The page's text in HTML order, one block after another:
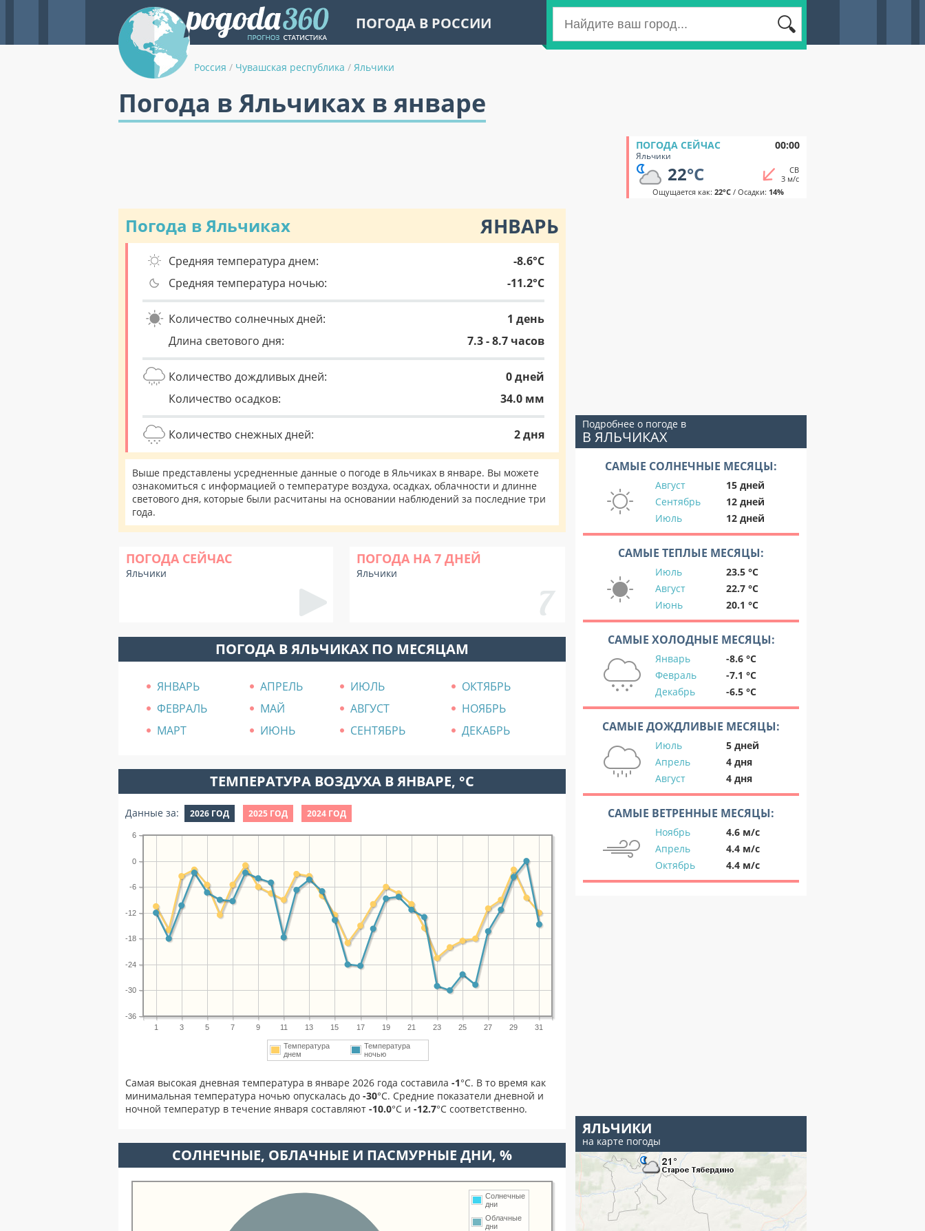
ПОГОДА В РОССИИ
Россия / Чувашская республика / Яльчики
Погода в Яльчиках в январе
ПОГОДА СЕЙЧАС 00:00
Яльчики
22°C
СВ
3 м/с
Ощущается как: 22°C/ Осадки: 14%
Погода в Яльчиках ЯНВАРЬ
Средняя температура днем:
-8.6°C
Средняя температура ночью:
-11.2°C
Количество солнечных дней:
1 день
Длина светового дня:
7.3 - 8.7 часов
Количество дождливых дней:
0 дней
Количество осадков:
34.0 мм
Количество снежных дней: 2 дня
Выше представлены усредненные данные о погоде в Яльчиках в январе. Вы можете
ознакомиться с информацией о температуре воздуха, осадках, облачности и длинне
светового дня, которые были расчитаны на основании наблюдений за последние три
года.
ПОГОДА СЕЙЧАС
Яльчики
ПОГОДА НА 7 ДНЕЙ
Яльчики
ПОГОДА В ЯЛЬЧИКАХ ПО МЕСЯЦАМ
ЯНВАРЬ АПРЕЛЬ ИЮЛЬ
ОКТЯБРЬ
ФЕВРАЛЬ
МАЙ АВГУСТ
НОЯБРЬ
МАРТ
ИЮНЬ СЕНТЯБРЬ ДЕКАБРЬ
ТЕМПЕРАТУРА ВОЗДУХА В ЯНВАРЕ, °C
Данные за: 2026 ГОД 2025 ГОД 2024 ГОД
1 3 5 7 9 11 13 15 17 19 21 23 25 27 29 31
-36
-30
-24
-18
-12
-6
0
6
Температура
днем
Температура
ночью
Самая высокая дневная температура в январе 2026 года составила -1°С. В то время как
минимальная температура ночью опускалась до -30°C. Средние показатели дневной и
ночной температур в течение января составляют -10.0°С и -12.7°С соответственно.
CОЛНЕЧНЫЕ, ОБЛАЧНЫЕ И ПАСМУРНЫЕ ДНИ, %
Солнечные
дни
Облачные
дни
Подробнее о погоде в
В ЯЛЬЧИКАХ
САМЫЕ СОЛНЕЧНЫЕ МЕСЯЦЫ:
Август
15 дней
Сентябрь
12 дней
Июль
12 дней
САМЫЕ ТЕПЛЫЕ МЕСЯЦЫ:
Июль
23.5 °C
Август
22.7 °C
Июнь
20.1 °C
САМЫЕ ХОЛОДНЫЕ МЕСЯЦЫ:
Январь
-8.6 °C
Февраль
-7.1 °C
Декабрь
-6.5 °C
САМЫЕ ДОЖДЛИВЫЕ МЕСЯЦЫ:
Июль
5 дней
Апрель
4 дня
Август
4 дня
САМЫЕ ВЕТРЕННЫЕ МЕСЯЦЫ:
Ноябрь
4.6 м/с
Апрель
4.4 м/с
Октябрь
4.4 м/с
ЯЛЬЧИКИ
на карте погоды